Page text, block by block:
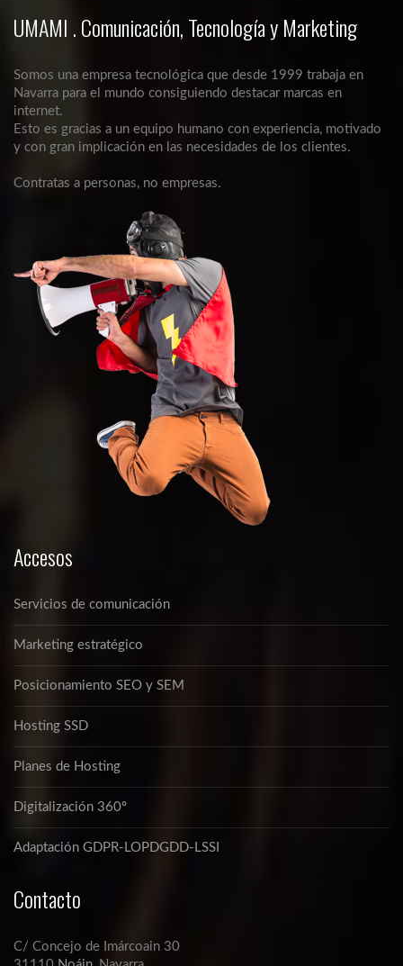
UMAMI . Comunicación, Tecnología y Marketing
Somos una empresa tecnológica que desde 1999 trabaja en
Navarra para el mundo consiguiendo destacar marcas en
internet.
Esto es gracias a un equipo humano con experiencia, motivado
y con gran implicación en las necesidades de los clientes.
Contratas a personas, no empresas.
Accesos
Servicios de comunicación
Marketing estratégico
Posicionamiento SEO y SEM
Hosting SSD
Planes de Hosting
Digitalización 360º
Adaptación GDPR-LOPDGDD-LSSI
Contacto
C/ Concejo de Imárcoain 30